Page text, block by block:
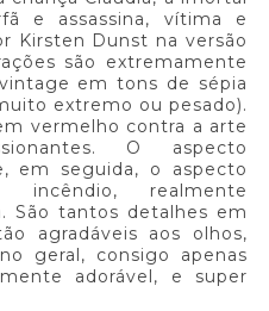
e assassina, vítima e
Kirsten Dunst na versão
são extremamente
em tons de sépia
extremo ou pesado).
vermelho contra a arte
O aspecto
em seguida, o aspecto
realmente
São tantos detalhes em
agradáveis ​​aos olhos,
geral, consigo apenas
adorável, e super